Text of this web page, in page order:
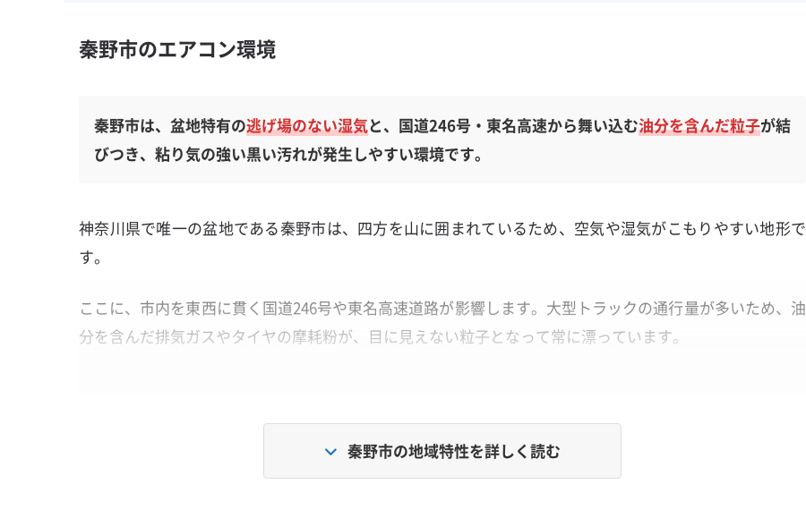
秦野市のエアコン環境
秦野市は、盆地特有の逃げ場のない湿気と、国道246号・東名高速から舞い込む油分を含んだ粒子が結
びつき、粘り気の強い黒い汚れが発生しやすい環境です。
神奈川県で唯一の盆地である秦野市は、四方を山に囲まれているため、空気や湿気がこもりやすい地形で
す。
ここに、市内を東西に貫く国道246号や東名高速道路が影響します。大型トラックの通行量が多いため、油
分を含んだ排気ガスやタイヤの摩耗粉が、目に見えない粒子となって常に漂っています。
秦野市の地域特性を詳しく読む